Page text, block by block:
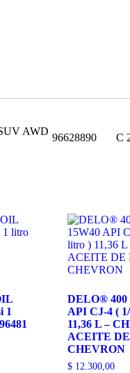
AWD
96628890 C
1
DELO® 400
API CJ-4 (
11,36 L –
ACEITE
CHEVRON
$ 12.300,00